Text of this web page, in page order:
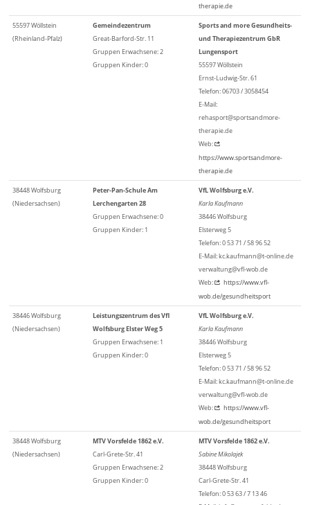
therapie.de
55597 Wöllstein
(Rheinland-Pfalz)
Gemeindezentrum
Great-Barford-Str. 11
Gruppen Erwachsene: 2
Gruppen Kinder: 0
Sports and more Gesundheits-
und Therapiezentrum GbR
Lungensport
55597 Wöllstein
Ernst-Ludwig-Str. 61
Telefon: 06703 / 3058454
E-Mail:
rehasport@sportsandmore-
therapie.de
Web:
https://www.sportsandmore-
therapie.de
38448 Wolfsburg
(Niedersachsen)
Peter-Pan-Schule Am
Lerchengarten 28
Gruppen Erwachsene: 0
Gruppen Kinder: 1
VfL Wolfsburg e.V.
Karla Kaufmann
38446 Wolfsburg
Elsterweg 5
Telefon: 0 53 71 / 58 96 52
E-Mail: kc.kaufmann@t-online.de
verwaltung@vfl-wob.de
Web:
https://www.vfl-
wob.de/gesundheitsport
38446 Wolfsburg
(Niedersachsen)
Leistungszentrum des Vfl
Wolfsburg Elster Weg 5
Gruppen Erwachsene: 1
Gruppen Kinder: 0
VfL Wolfsburg e.V.
Karla Kaufmann
38446 Wolfsburg
Elsterweg 5
Telefon: 0 53 71 / 58 96 52
E-Mail: kc.kaufmann@t-online.de
verwaltung@vfl-wob.de
Web:
https://www.vfl-
wob.de/gesundheitsport
38448 Wolfsburg
(Niedersachsen)
MTV Vorsfelde 1862 e.V.
Carl-Grete-Str. 41
Gruppen Erwachsene: 2
Gruppen Kinder: 0
MTV Vorsfelde 1862 e.V.
Sabine Mikolajek
38448 Wolfsburg
Carl-Grete-Str. 41
Telefon: 0 53 63 / 7 13 46